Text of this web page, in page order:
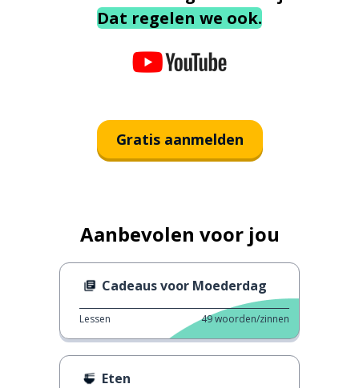
Dat regelen we ook.
Gratis aanmelden
Aanbevolen voor jou
Cadeaus voor Moederdag
Lessen 49woorden/zinnen
Eten